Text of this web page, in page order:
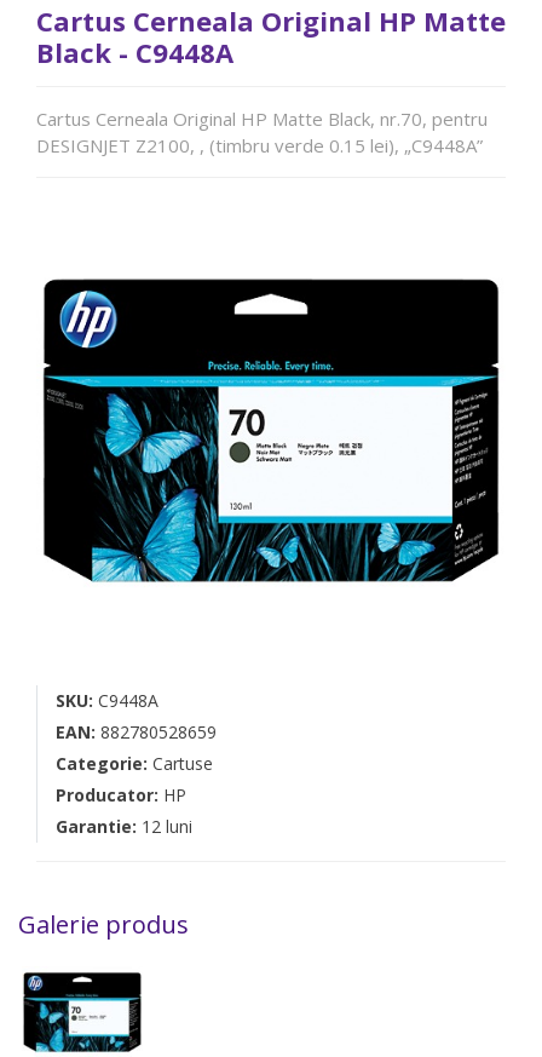
Cartus Cerneala Original HP Matte
Black - C9448A
Cartus Cerneala Original HP Matte Black, nr.70, pentru
DESIGNJET Z2100, , (timbru verde 0.15 lei), „C9448A”
SKU: C9448A
EAN: 882780528659
Categorie: Cartuse
Producator: HP
Garantie: 12 luni
Galerie produs